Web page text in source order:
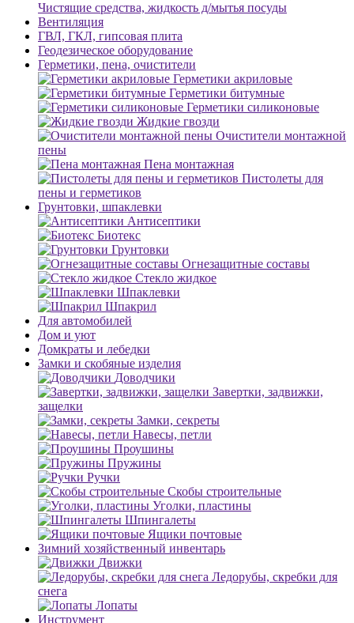
Чистящие средства, жидкость д/мытья посуды
Вентиляция
ГВЛ, ГКЛ, гипсовая плита
Геодезическое оборудование
Герметики, пена, очистители
Герметики акриловые
Герметики битумные
Герметики силиконовые
Жидкие гвозди
Очистители монтажной
пены
Пена монтажная
Пистолеты для
пены и герметиков
Грунтовки, шпаклевки
Антисептики
Биотекс
Грунтовки
Огнезащитные составы
Стекло жидкое
Шпаклевки
Шпакрил
Для автомобилей
Дом и уют
Домкраты и лебедки
Замки и скобяные изделия
Доводчики
Завертки, задвижки,
защелки
Замки, секреты
Навесы, петли
Проушины
Пружины
Ручки
Скобы строительные
Уголки, пластины
Шпингалеты
Ящики почтовые
Зимний хозяйственный инвентарь
Движки
Ледорубы, скребки для
снега
Лопаты
Инструмент